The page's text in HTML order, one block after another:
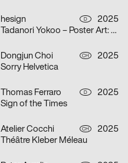
hesign D
2025
Tadanori Yokoo – Poster Art: Original Posters from 1965 – 2025
Dongjun Choi CH
2025
Sorry Helvetica
Thomas Ferraro D
2025
Sign of the Times
Atelier Cocchi CH
2025
Théâtre Kleber Méleau